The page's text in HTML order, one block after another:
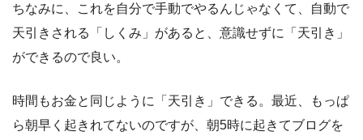
ちなみに、これを自分で手動でやるんじゃなくて、自動で
天引きされる「しくみ」があると、意識せずに「天引き」
ができるので良い。
時間もお金と同じように「天引き」できる。最近、もっぱ
ら朝早く起きれてないのですが、朝5時に起きてブログを